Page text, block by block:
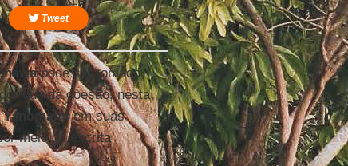
Tweet
pode ser tomado,
que dá coesão, nesta
em suas
meio da escrita